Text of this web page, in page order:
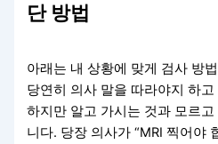
단 방법
아래는 내 상황에 맞게 검사 방
당연히 의사 말을 따라야지 하
하지만 알고 가시는 것과 모르
니다. 당장 의사가 “MRI 찍어야